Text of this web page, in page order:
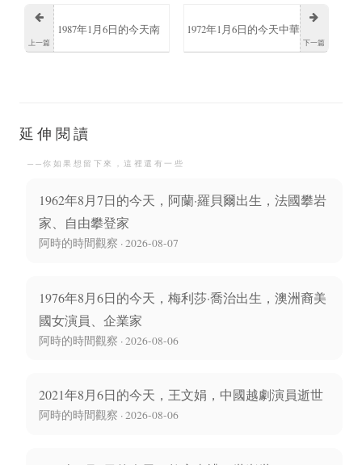
上一篇
1987年1月6日的今天南
尼·庫馬洛出生
下一篇
1972年1月6日的今天中華
延伸閱讀
──你如果想留下來，這裡還有一些
1962年8月7日的今天，阿蘭·羅貝爾出生，法國攀岩
家、自由攀登家
阿時的時間觀察 · 2026-08-07
1976年8月6日的今天，梅利莎·喬治出生，澳洲裔美
國女演員、企業家
阿時的時間觀察 · 2026-08-06
2021年8月6日的今天，王文娟，中國越劇演員逝世
阿時的時間觀察 · 2026-08-06